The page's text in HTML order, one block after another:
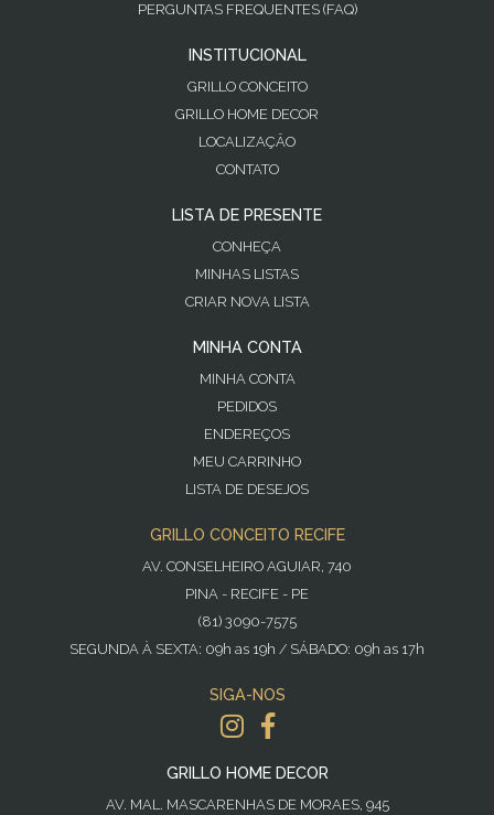
PERGUNTAS FREQUENTES (FAQ)
INSTITUCIONAL
GRILLO CONCEITO
GRILLO HOME DECOR
LOCALIZAÇÃO
CONTATO
LISTA DE PRESENTE
CONHEÇA
MINHAS LISTAS
CRIAR NOVA LISTA
MINHA CONTA
MINHA CONTA
PEDIDOS
ENDEREÇOS
MEU CARRINHO
LISTA DE DESEJOS
GRILLO CONCEITO RECIFE
AV. CONSELHEIRO AGUIAR, 740
PINA - RECIFE - PE
(81) 3090-7575
SEGUNDA À SEXTA: 09h as 19h / SÁBADO: 09h as 17h
SIGA-NOS
GRILLO HOME DECOR
AV. MAL. MASCARENHAS DE MORAES, 945